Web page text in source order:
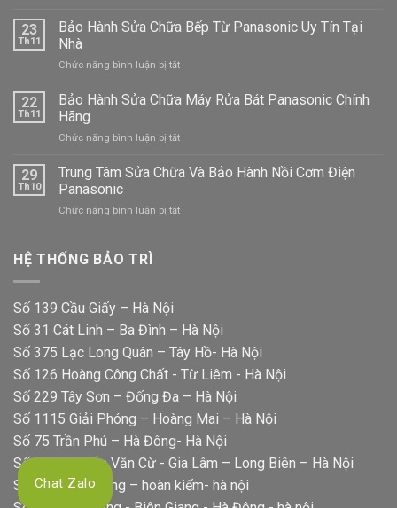
Hành
Máy
Quần
23
Th11
Bảo Hành Sửa Chữa Bếp Từ Panasonic Uy Tín Tại
Nhà
Chức năng bình luận bị tắtở
Hành
Bếp
Panasonic
Tại
22
Th11
Bảo Hành Sửa Chữa Máy Rửa Bát Panasonic Chính
Hãng
Chức năng bình luận bị tắtở
Hành
Máy
29
Th10
Trung Tâm Sửa Chữa Và Bảo Hành Nồi Cơm Điện
Panasonic
Chức năng bình luận bị tắtở
Nồi
Cơm
Điện
Panasonic
HỆ THỐNG BẢO TRÌ
Số 139 Cầu Giấy – Hà Nội
Số 31 Cát Linh – Ba Đình – Hà Nội
Số 375 Lạc Long Quân – Tây Hồ- Hà Nội
Số 126 Hoàng Công Chất - Từ Liêm - Hà Nội
Số 229 Tây Sơn – Đống Đa – Hà Nội
Số 1115 Giải Phóng – Hoàng Mai – Hà Nội
Số 75 Trần Phú – Hà Đông- Hà Nội
Số 322 Nguyễn Văn Cừ - Gia Lâm – Long Biên – Hà Nội
Số 39 hai bà trưng – hoàn kiếm- hà nội
Chat Zalo